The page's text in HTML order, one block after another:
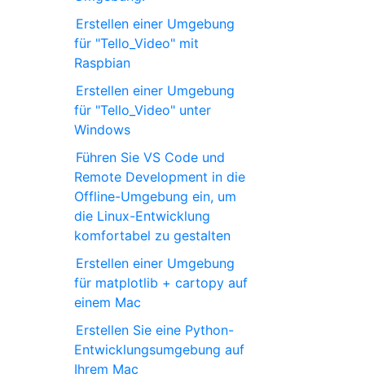
Erstellen einer Umgebung
für "Tello_Video" mit
Raspbian
Erstellen einer Umgebung
für "Tello_Video" unter
Windows
Führen Sie VS Code und
Remote Development in die
Offline-Umgebung ein, um
die Linux-Entwicklung
komfortabel zu gestalten
Erstellen einer Umgebung
für matplotlib + cartopy auf
einem Mac
Erstellen Sie eine Python-
Entwicklungsumgebung auf
Ihrem Mac